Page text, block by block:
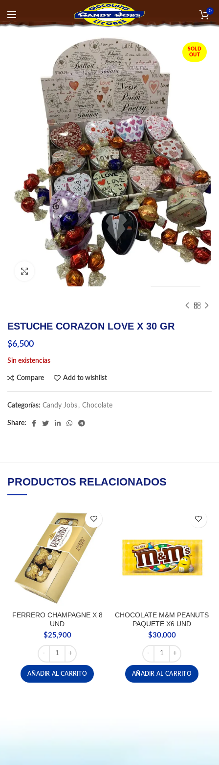
0
SOLD
OUT
Click to enlarge
ESTUCHE CORAZON LOVE X 30 GR
$6,500
Sin existencias
Compare Add to wishlist
Categorías: Candy Jobs , Chocolate
Share
PRODUCTOS RELACIONADOS
FERRERO CHAMPAGNE X 8
UND
$25,900
FERRERO CHAMPAGNE X 8 UND cantidad
AÑADIR AL CARRITO
CHOCOLATE M&M PEANUTS
PAQUETE X6 UND
$30,000
CHOCOLATE M&M
AÑADIR AL CARRITO